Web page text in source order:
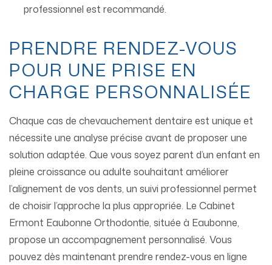
professionnel est recommandé.
PRENDRE RENDEZ-VOUS
POUR UNE PRISE EN
CHARGE PERSONNALISÉE
Chaque cas de chevauchement dentaire est unique et
nécessite une analyse précise avant de proposer une
solution adaptée. Que vous soyez parent d’un enfant en
pleine croissance ou adulte souhaitant améliorer
l’alignement de vos dents, un suivi professionnel permet
de choisir l’approche la plus appropriée. Le Cabinet
Ermont Eaubonne Orthodontie, située à Eaubonne,
propose un accompagnement personnalisé. Vous
pouvez dès maintenant prendre rendez-vous en ligne